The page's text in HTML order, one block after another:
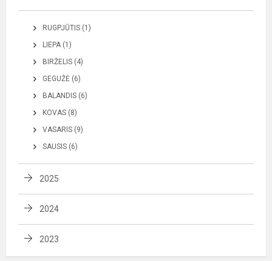
RUGPJŪTIS (1)
LIEPA (1)
BIRŽELIS (4)
GEGUŽĖ (6)
BALANDIS (6)
KOVAS (8)
VASARIS (9)
SAUSIS (6)
2025
2024
2023